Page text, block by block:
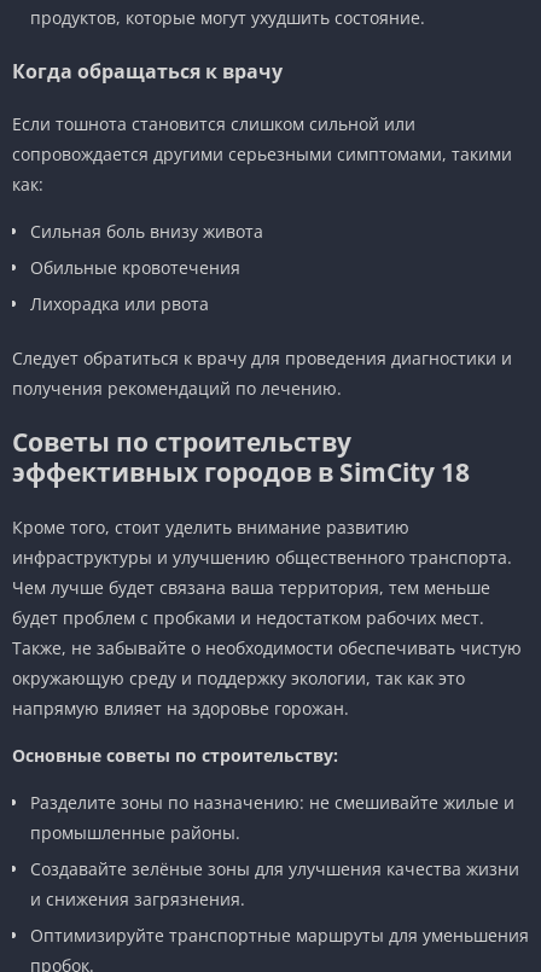
продуктов, которые могут ухудшить состояние.
Когда обращаться к врачу
Если тошнота становится слишком сильной или
сопровождается другими серьезными симптомами, такими
как:
Сильная боль внизу живота
Обильные кровотечения
Лихорадка или рвота
Следует обратиться к врачу для проведения диагностики и
получения рекомендаций по лечению.
Советы по строительству
эффективных городов в SimCity 18
Кроме того, стоит уделить внимание развитию
инфраструктуры и улучшению общественного транспорта.
Чем лучше будет связана ваша территория, тем меньше
будет проблем с пробками и недостатком рабочих мест.
Также, не забывайте о необходимости обеспечивать чистую
окружающую среду и поддержку экологии, так как это
напрямую влияет на здоровье горожан.
Основные советы по строительству:
Разделите зоны по назначению: не смешивайте жилые и
промышленные районы.
Создавайте зелёные зоны для улучшения качества жизни
и снижения загрязнения.
Оптимизируйте транспортные маршруты для уменьшения
пробок.